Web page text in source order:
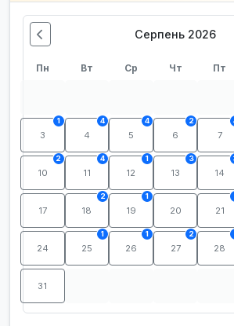
Серпень 2026
Пн Вт Ср Чт Пт
3
1
4
4
5
4
6
2
7
10
2
11
4
12
1
13
3
14
17 18
2
19
1
20 21
24 25
1
26
1
27
2
28
31